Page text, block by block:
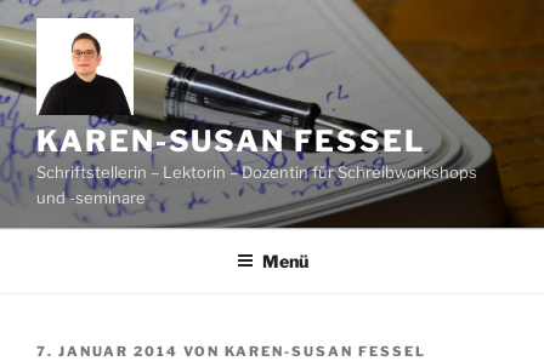
Zum
Inhalt
springen
KAREN-SUSAN FESSEL
Schriftstellerin – Lektorin – Dozentin für Schreibworkshops
und -seminare
Menü
VERÖFFENTLICHT
7. JANUAR 2014 VON KAREN-SUSAN FESSEL